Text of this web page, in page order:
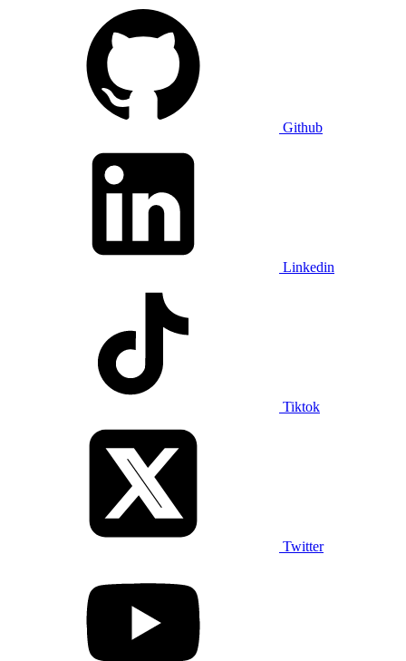
Github
Linkedin
Tiktok
Twitter